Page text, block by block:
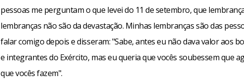
pessoas me perguntam o que levei do 11 de setembro, que
lembranças não são da devastação. Minhas lembranças são das
falar comigo depois e disseram: "Sabe, antes eu não dava valor aos
e integrantes do Exército, mas eu queria que vocês soubessem que
que vocês fazem".